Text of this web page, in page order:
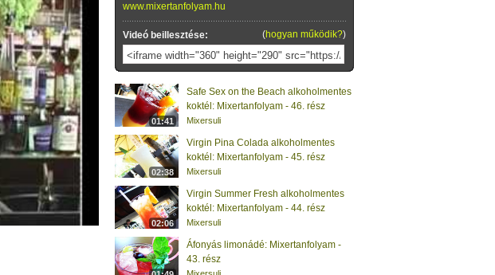
www.mixertanfolyam.hu
Videó beillesztése: (hogyan működik?)
01:41
Safe Sex on the Beach alkoholmentes
koktél: Mixertanfolyam - 46. rész
Mixersuli
02:38
Virgin Pina Colada alkoholmentes
koktél: Mixertanfolyam - 45. rész
Mixersuli
02:06
Virgin Summer Fresh alkoholmentes
koktél: Mixertanfolyam - 44. rész
Mixersuli
Áfonyás limonádé: Mixertanfolyam -
43. rész